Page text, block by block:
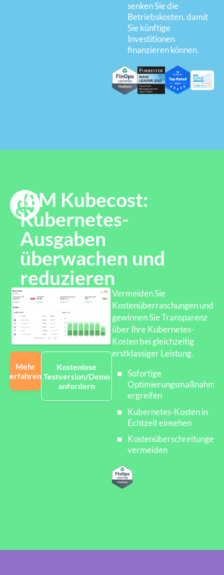
senken Sie die
Betriebskosten, damit
Sie künftige
Investitionen
finanzieren können.
IBM Kubecost:
Kubernetes-
Ausgaben
überwachen und
reduzieren
Mehr
erfahren
Kostenlose
Testversion/Demo
anfordern
Vermeiden Sie
Kostenüberraschungen und
gewinnen Sie Transparenz
über Ihre Kubernetes-
Kosten bei gleichzeitig
erstklassiger Leistung.
Sofortige
Optimierungsmaßnahmen
ergreifen
Kubernetes-Kosten in
Echtzeit einsehen
Kostenüberschreitungen
vermeiden